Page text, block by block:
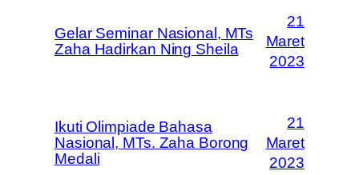
Gelar Seminar Nasional, MTs
Zaha Hadirkan Ning Sheila
21
Maret
2023
Ikuti Olimpiade Bahasa
Nasional, MTs. Zaha Borong
Medali
21
Maret
2023